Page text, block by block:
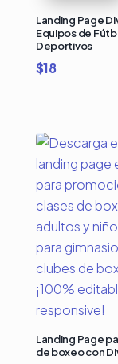
Landing Page
Equipos de
Deportivos
$18
Landing Page
de boxeo con